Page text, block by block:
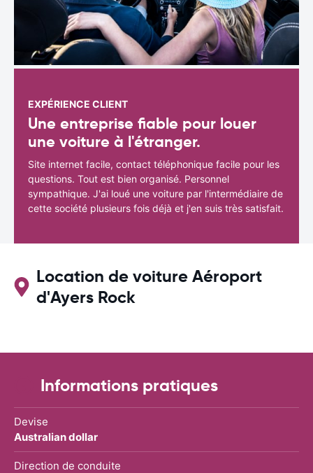
EXPÉRIENCE CLIENT
Une entreprise fiable pour louer
une voiture à l'étranger.
Site internet facile, contact téléphonique facile pour les
questions. Tout est bien organisé. Personnel
sympathique. J'ai loué une voiture par l'intermédiaire de
cette société plusieurs fois déjà et j'en suis très satisfait.
Location de voiture Aéroport
d'Ayers Rock
Informations pratiques
Devise
Australian dollar
Direction de conduite